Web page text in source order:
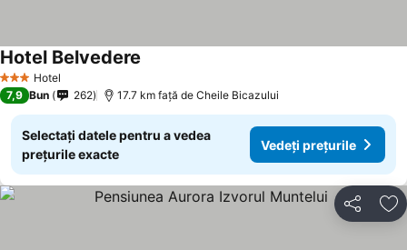
3 SteleHotel
Hotel Belvedere
7,9 Bun 262 17.7 km faţă de Cheile Bicazului
Selectați datele pentru a vedea
prețurile exacte
Vedeți prețurile
Distribuiți